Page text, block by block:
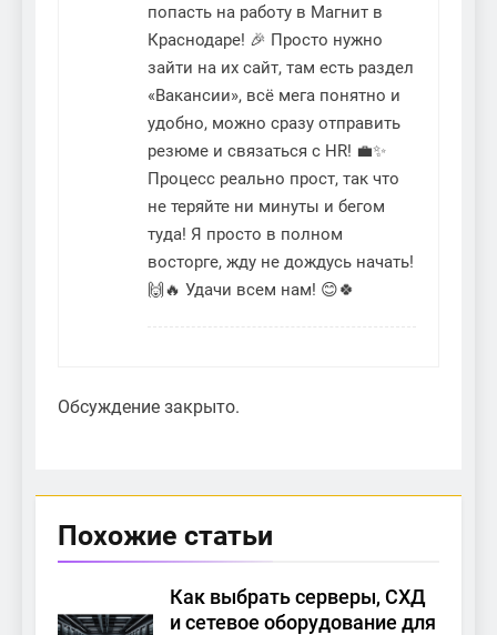
попасть на работу в Магнит в
Краснодаре! 🎉 Просто нужно
зайти на их сайт, там есть раздел
«Вакансии», всё мега понятно и
удобно, можно сразу отправить
резюме и связаться с HR! 💼✨
Процесс реально прост, так что
не теряйте ни минуты и бегом
туда! Я просто в полном
восторге, жду не дождусь начать!
🙌🔥 Удачи всем нам! 😊🍀
Обсуждение закрыто.
Похожие статьи
Как выбрать серверы, СХД
и сетевое оборудование для